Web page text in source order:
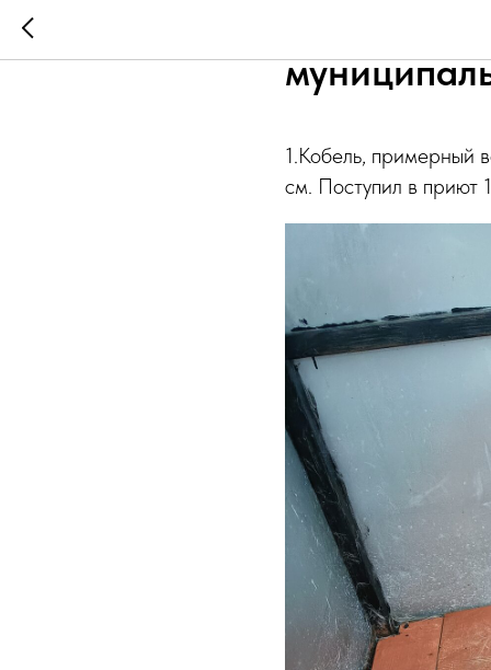
1.Кобель, примерный
см. Поступил в приют